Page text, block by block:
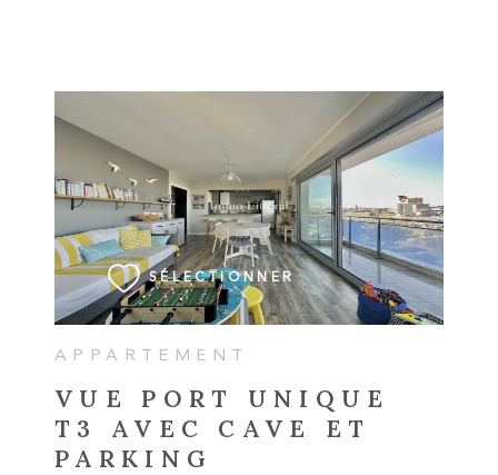
APPARTEMENT
VUE PORT UNIQUE
T3 AVEC CAVE ET
PARKING
SÉLECTIONNER
VOIR LE BIEN